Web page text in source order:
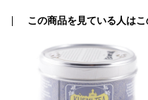
この商品を見ている人は